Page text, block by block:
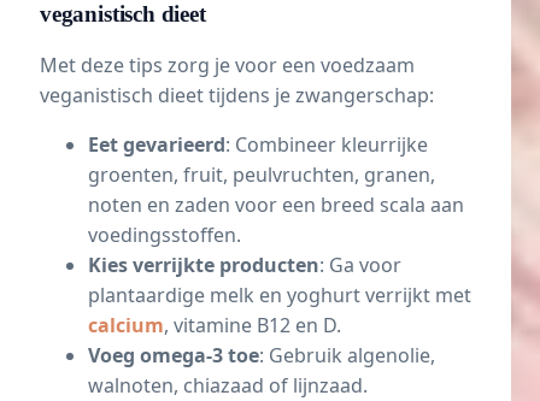
veganistisch dieet
Met deze tips zorg je voor een voedzaam
veganistisch dieet tijdens je zwangerschap:
Eet gevarieerd: Combineer kleurrijke
groenten, fruit, peulvruchten, granen,
noten en zaden voor een breed scala aan
voedingsstoffen.
Kies verrijkte producten: Ga voor
plantaardige melk en yoghurt verrijkt met
calcium, vitamine B12 en D.
Voeg omega-3 toe: Gebruik algenolie,
walnoten, chiazaad of lijnzaad.